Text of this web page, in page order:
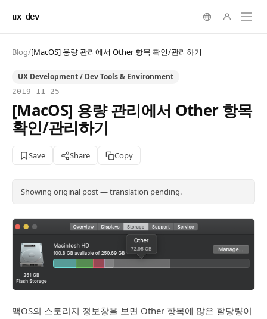
ux dev
Blog/[MacOS] 용량 관리에서 Other 항목 확인/관리하기
UX Development / Dev Tools & Environment
2019-11-25
[MacOS] 용량 관리에서 Other 항목
확인/관리하기
Save Share Copy
Showing original post — translation pending.
맥OS의 스토리지 정보창을 보면 Other 항목에 많은 할당량이